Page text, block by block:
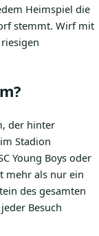
Heimspiel die
stemmt. Wirf mit
der hinter
Stadion
Young Boys oder
mehr als nur ein
des gesamten
Besuch